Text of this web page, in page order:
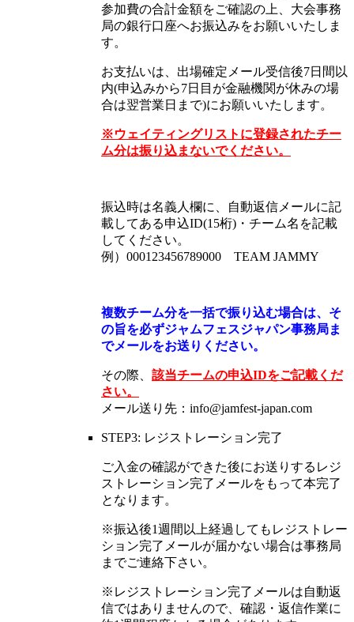
参加費の合計金額をご確認の上、大会事務
局の銀行口座へお振込みをお願いいたしま
す。
お支払いは、出場確定メール受信後7日間以
内(申込みから7日目が金融機関が休みの場
合は翌営業日まで)にお願いいたします。
※ウェイティングリストに登録されたチー
ム分は振り込まないでください。
振込時は名義人欄に、自動返信メールに記
載してある申込ID(15桁)・チーム名を記載
してください。
例）000123456789000 TEAM JAMMY
複数チーム分を一括で振り込む場合は、そ
の旨を必ずジャムフェスジャパン事務局ま
でメールをお送りください。
その際、 該当チームの申込IDをご記載くだ
さい。
メール送り先：info@jamfest-japan.com
STEP3: レジストレーション完了
ご入金の確認ができた後にお送りするレジ
ストレーション完了メールをもって本完了
となります。
※振込後1週間以上経過してもレジストレー
ション完了メールが届かない場合は事務局
までご連絡下さい。
※レジストレーション完了メールは自動返
信ではありませんので、確認・返信作業に